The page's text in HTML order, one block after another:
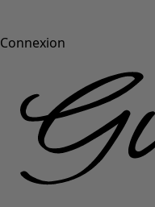
Connexion